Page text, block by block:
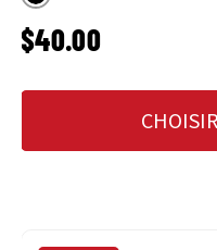
Noir
PRIX HABITUEL
$40.00